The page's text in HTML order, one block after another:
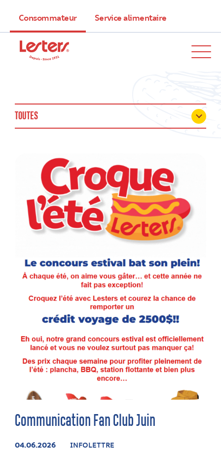
Consommateur Service alimentaire
TOUTES
Communication Fan Club Juin
04.06.2026 INFOLETTRE